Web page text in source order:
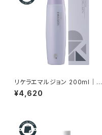
リケラエマルジョン 200ml｜乾
燥・パサつき・広がりが気になる
髪に正規品、送料無料
¥4,620